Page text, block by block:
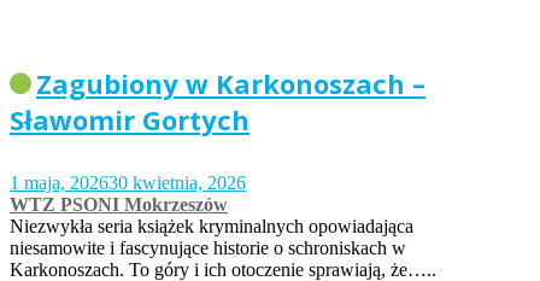
Zagubiony w Karkonoszach –
Sławomir Gortych
1 maja, 202630 kwietnia, 2026
WTZ PSONI Mokrzeszów
Niezwykła seria książek kryminalnych opowiadająca
niesamowite i fascynujące historie o schroniskach w
Karkonoszach. To góry i ich otoczenie sprawiają, że…..